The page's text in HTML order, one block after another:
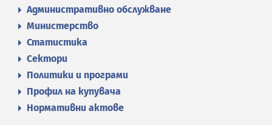
Административно обслужване
Министерство
Статистика
Сектори
Политики и програми
Профил на купувача
Нормативни актове